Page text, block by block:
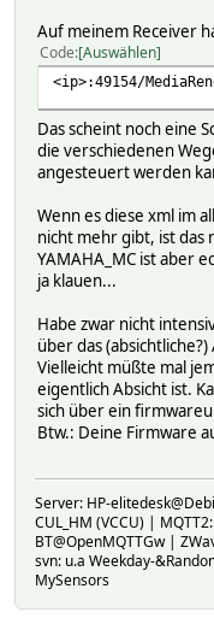
Auf meinem Receiver
Code Auswählen
<ip>:49154/
Das scheint noch eine
die verschiedenen
angesteuert werden
Wenn es diese xml im
nicht mehr gibt, ist das
YAMAHA_MC ist aber
ja klauen...
Habe zwar nicht
über das
Vielleicht müßte mal
eigentlich Absicht ist.
sich über ein
Btw.: Deine Firmware
Server: HP-
CUL_HM (VCCU) |
BT@OpenMQTTGw |
svn: u.a Weekday-
MySensors